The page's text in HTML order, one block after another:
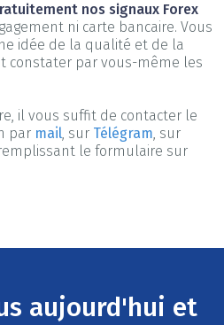
nos signaux Forex
ni carte bancaire. Vous
idée de la qualité et de la
constater par vous-même les
il vous suffit de contacter le
par mail, sur Télégram, sur
le formulaire sur
aujourd'hui et